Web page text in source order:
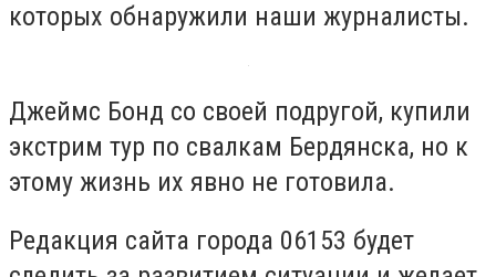
которых обнаружили наши журналисты.
Джеймс Бонд со своей подругой, купили
экстрим тур по свалкам Бердянска, но к
этому жизнь их явно не готовила.
Редакция сайта города 06153 будет